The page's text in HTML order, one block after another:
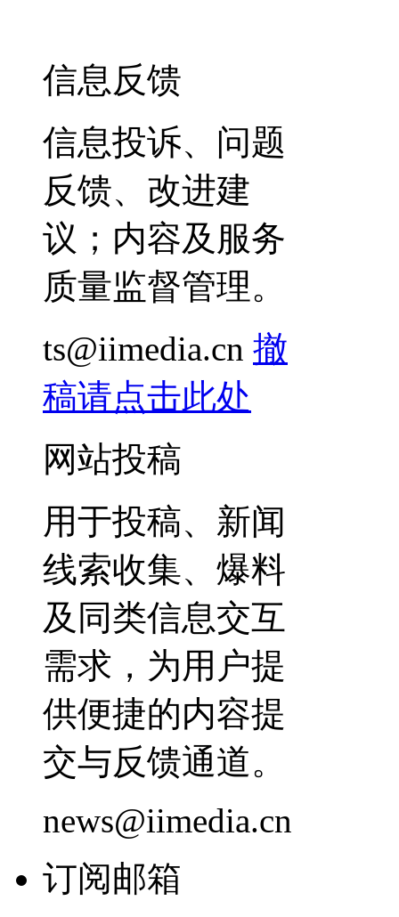
信息反馈
信息投诉、问题
反馈、改进建
议；内容及服务
质量监督管理。
ts@iimedia.cn 撤
稿请点击此处
网站投稿
用于投稿、新闻
线索收集、爆料
及同类信息交互
需求，为用户提
供便捷的内容提
交与反馈通道。
news@iimedia.cn
订阅邮箱